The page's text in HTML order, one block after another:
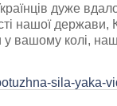
дуже
нашої держави,
у вашому колі,
sila-yaka-